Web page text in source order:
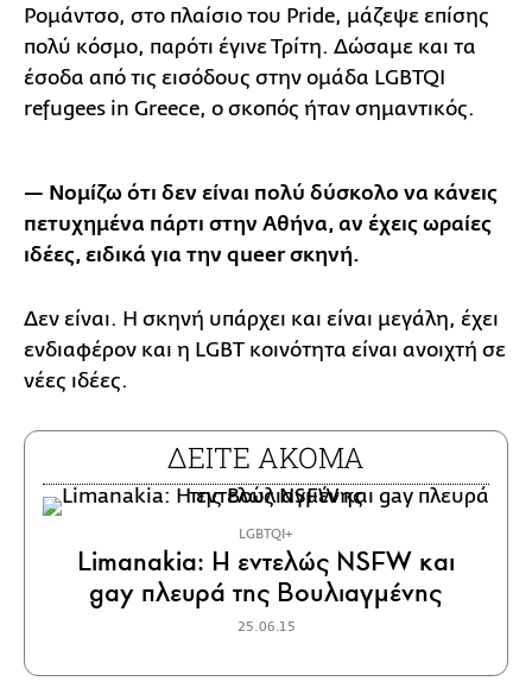
Ρομάντσο, στο πλαίσιο του Pride, μάζεψε επίσης
πολύ κόσμο, παρότι έγινε Τρίτη. Δώσαμε και τα
έσοδα από τις εισόδους στην ομάδα LGBTQI
refugees in Greece, ο σκοπός ήταν σημαντικός.
— Νομίζω ότι δεν είναι πολύ δύσκολο να κάνεις
πετυχημένα πάρτι στην Αθήνα, αν έχεις ωραίες
ιδέες, ειδικά για την queerσκηνή.
Δεν είναι. Η σκηνή υπάρχει και είναι μεγάλη, έχει
ενδιαφέρον και η LGBT κοινότητα είναι ανοιχτή σε
νέες ιδέες.
ΔΕΙΤΕ ΑΚΟΜΑ
LGBTQI+
Limanakia: H εντελώς NSFW και
gay πλευρά της Βουλιαγμένης
25.06.15